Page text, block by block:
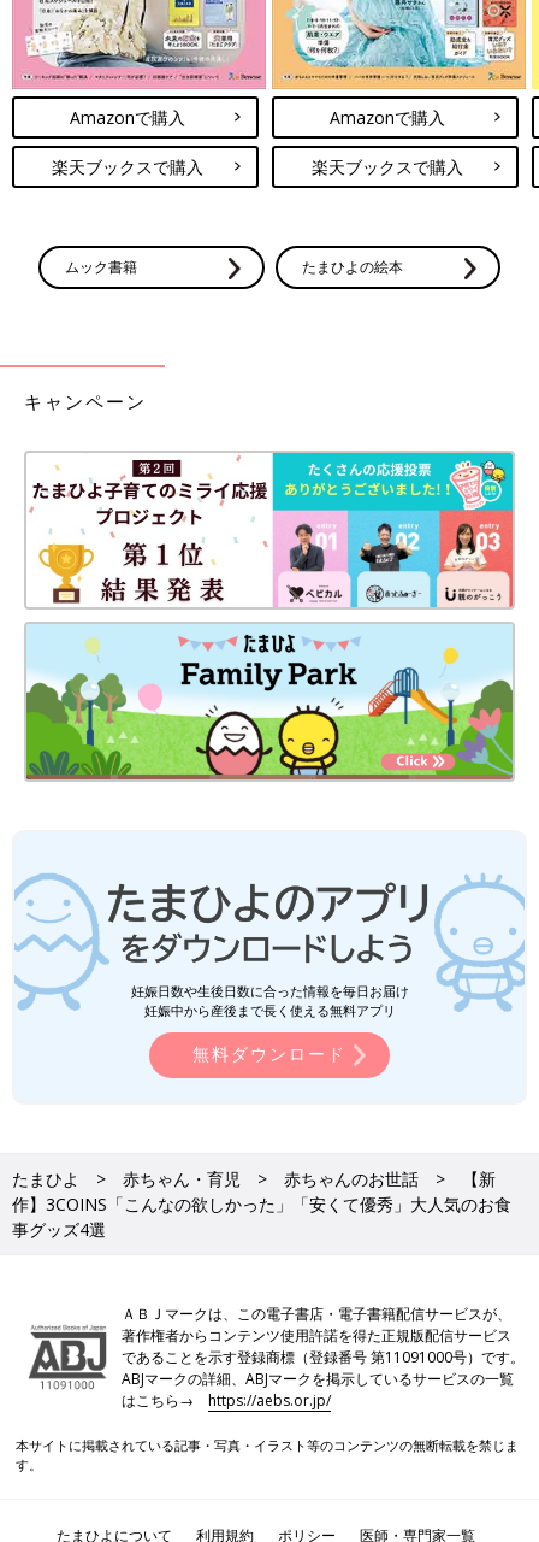
Amazonで購入
楽天ブックスで購入
Amazonで購入
楽天ブックスで購入
ムック書籍 たまひよの絵本
キャンペーン
妊娠日数や生後日数に合った情報を毎日お届け
妊娠中から産後まで長く使える無料アプリ
無料ダウンロード
たまひよ 赤ちゃん・育児 赤ちゃんのお世話
【新
作】3COINS「こんなの欲しかった」「安くて優秀」大人気のお食
事グッズ4選
ＡＢＪマークは、この電子書店・電子書籍配信サービスが、
著作権者からコンテンツ使用許諾を得た正規版配信サービス
であることを示す登録商標（登録番号 第11091000号）です。
ABJマークの詳細、ABJマークを掲示しているサービスの一覧
はこちら→https://aebs.or.jp/
本サイトに掲載されている記事・写真・イラスト等のコンテンツの無断転載を禁じま
す。
たまひよについて 利用規約 ポリシー 医師・専門家一覧